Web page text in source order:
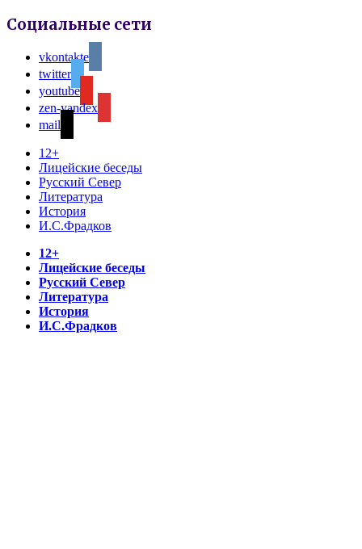
Социальные сети
vkontakte
twitter
youtube
zen-yandex
mail
12+
Лицейские беседы
Русский Север
Литература
История
И.С.Фрадков
12+
Лицейские беседы
Русский Север
Литература
История
И.С.Фрадков